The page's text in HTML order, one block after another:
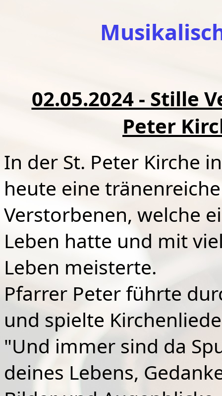
02.05.2024 - Stille
Peter
In der St. Peter Kirche
heute eine
Verstorbenen, welche
Leben hatte und mit
Leben meisterte.
Pfarrer Peter führte
und spielte
"Und immer sind da
deines Lebens,